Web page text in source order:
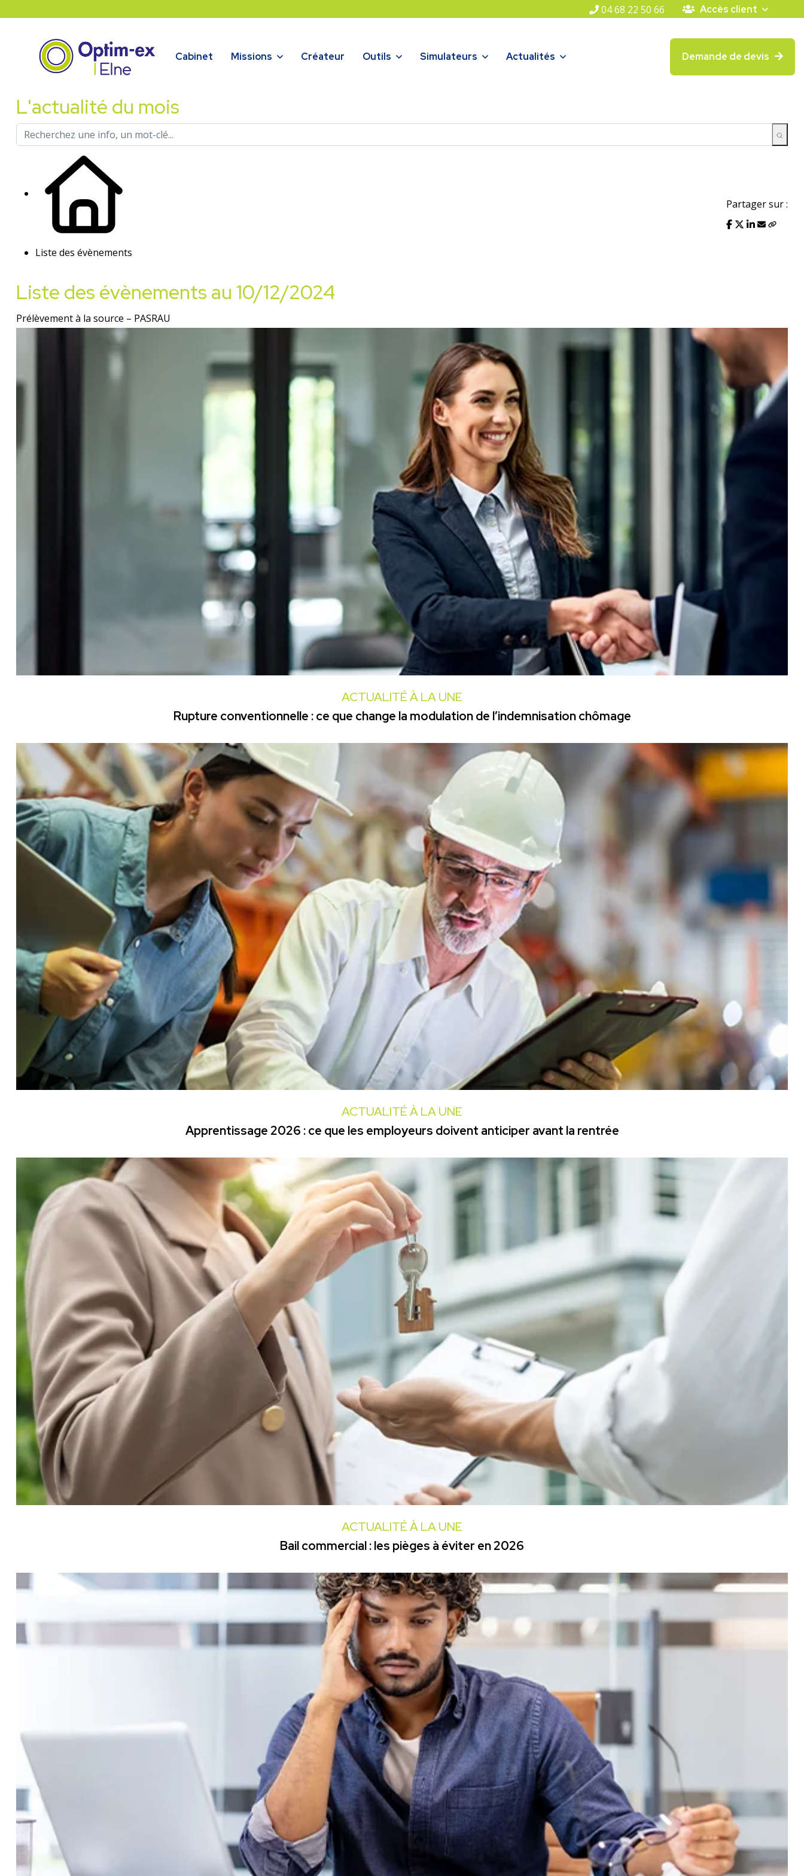
04 68 22 50 66 Accès client
Cabinet Missions Créateur Outils Simulateurs Actualités Demande de devis
L'actualité du mois
Liste des évènements
Partager sur :
Liste des évènements au 10/12/2024
Prélèvement à la source – PASRAU
ACTUALITÉ À LA UNE
Rupture conventionnelle : ce que change la modulation de l’indemnisation chômage
ACTUALITÉ À LA UNE
Apprentissage 2026 : ce que les employeurs doivent anticiper avant la rentrée
ACTUALITÉ À LA UNE
Bail commercial : les pièges à éviter en 2026